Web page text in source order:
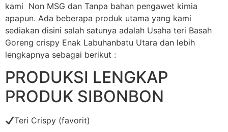
kami Non MSG dan Tanpa bahan pengawet kimia
apapun. Ada beberapa produk utama yang kami
sediakan disini salah satunya adalah Usaha teri Basah
Goreng crispy Enak Labuhanbatu Utara dan lebih
lengkapnya sebagai berikut :
PRODUKSI LENGKAP
PRODUK SIBONBON
Teri Crispy (favorit)